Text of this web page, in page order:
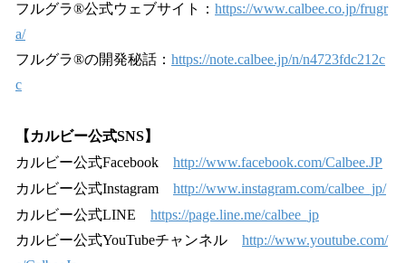
フルグラ®公式ウェブサイト： https://www.calbee.co.jp/frugr
a/
フルグラ®の開発秘話： https://note.calbee.jp/n/n4723fdc212c
c
【カルビー公式SNS】
カルビー公式Facebook http://www.facebook.com/Calbee.JP
カルビー公式Instagram http://www.instagram.com/calbee_jp/
カルビー公式LINE https://page.line.me/calbee_jp
カルビー公式YouTubeチャンネル http://www.youtube.com/